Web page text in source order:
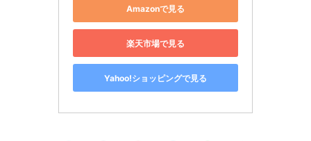
Amazonで見る
楽天市場で見る
Yahoo!ショッピングで見る